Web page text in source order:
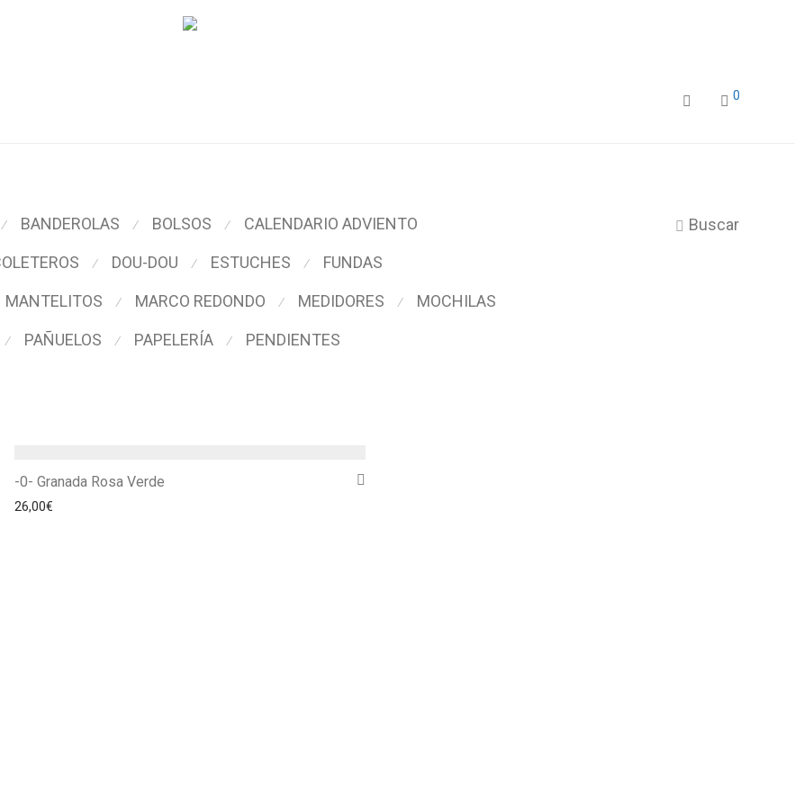
0
Buscar
⁄ BANDEROLAS ⁄ BOLSOS ⁄ CALENDARIO ADVIENTO
⁄ DOU-DOU ⁄ ESTUCHES ⁄ FUNDAS
MANTELITOS ⁄ MARCO REDONDO ⁄ MEDIDORES ⁄ MOCHILAS
⁄ PAÑUELOS ⁄ PAPELERÍA ⁄ PENDIENTES
-0- Granada Rosa Verde
26,00€